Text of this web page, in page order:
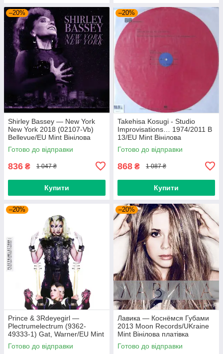
–20%
Shirley Bassey — New York
New York 2018 (02107-Vb)
Bellevue/EU Mint Вінілова
платівка (art.238985)
Готово до відправки
836 ₴ 1 047 ₴
Купити
–20%
Takehisa Kosugi - Studio
Improvisations… 1974/2011 B
13/EU Mint Вінілова
пластинка (art.232754)
Готово до відправки
868 ₴ 1 087 ₴
Купити
–20%
Prince & 3Rdeyegirl —
Plectrumelectrum (9362-
49333-1) Gat, Warner/EU Mint
Вінілова платівка (art.220362)
Готово до відправки
–20%
Лавика — Коснёмся Губами
2013 Moon Records/UKraine
Mint Вінілова платівка
(art.221702)
Готово до відправки